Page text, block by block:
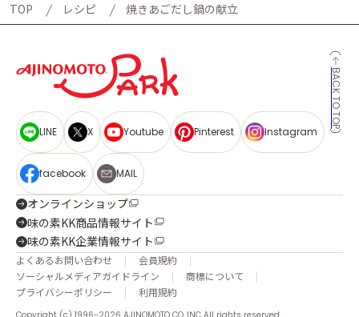
TOP レシピ 焼きあごだし鍋の献立
BACK TO TOP
LINE X Youtube Pinterest Instagram
facebook MAIL
オンラインショップ
味の素KK商品情報サイト
味の素KK企業情報サイト
よくあるお問い合わせ
会員規約
ソーシャルメディアガイドライン
商標について
プライバシーポリシー
利用規約